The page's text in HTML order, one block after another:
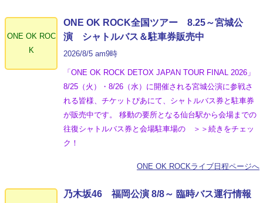
ONE OK ROC
K
ONE OK ROCK全国ツアー 8.25～宮城公
演 シャトルバス＆駐車券販売中
2026/8/5 am9時
「ONE OK ROCK DETOX JAPAN TOUR FINAL 2026」
8/25（火）・8/26（水）に開催される宮城公演に参戦さ
れる皆様、チケットぴあにて、シャトルバス券と駐車券
が販売中です。 移動の要所となる仙台駅から会場までの
往復シャトルバス券と会場駐車場の ＞＞続きをチェッ
ク！
ONE OK ROCKライブ日程ページへ
乃木坂46 福岡公演 8/8～ 臨時バス運行情報